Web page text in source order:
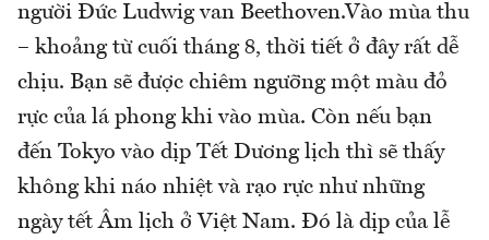
người Ðức Ludwig van Beethoven.Vào mùa thu
– khoảng từ cuối tháng 8, thời tiết ở đây rất dễ
chịu. Bạn sẽ được chiêm ngưỡng một màu đỏ
rực của lá phong khi vào mùa. Còn nếu bạn
đến Tokyo vào dịp Tết Dương lịch thì sẽ thấy
không khi náo nhiệt và rạo rực như những
ngày tết Âm lịch ở Việt Nam. Đó là dịp của lễ